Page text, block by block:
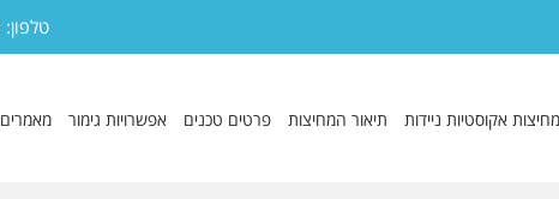
טלפון: 03-5535153
מחיצות אקוסטיות ניידות תיאור המחיצות פרטים טכנים אפשרויות גימור מאמרים